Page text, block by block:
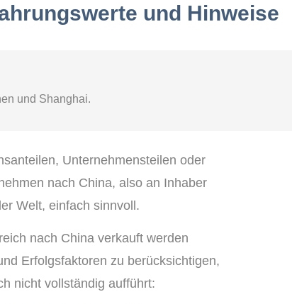
und Hinweise
und Shanghai.
Unternehmensteilen oder
nach China, also an Inhaber
Welt, einfach sinnvoll.
nach China verkauft werden
Erfolgsfaktoren zu berücksichtigen,
nicht vollständig aufführt: